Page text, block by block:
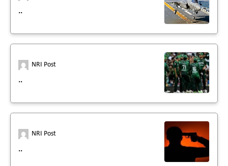
..
NRI Post
..
NRI Post
..